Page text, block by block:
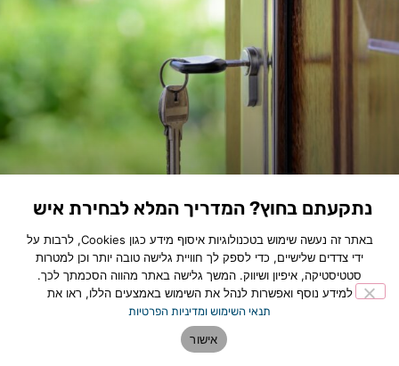
נתקעתם בחוץ? המדריך המלא לבחירת איש
המקצוע שיציל אתכם
לכתבה המלאה »
באתר זה נעשה שימוש בטכנולוגיות איסוף מידע כגון Cookies, לרבות על
ידי צדדים שלישיים, כדי לספק לך חוויית גלישה טובה יותר וכן למטרות
סטטיסטיקה, איפיון ושיווק. המשך גלישה באתר מהווה הסכמתך לכך.
למידע נוסף ואפשרות לנהל את השימוש באמצעים הללו, ראו את
תנאי השימוש ומדיניות הפרטיות
אישור